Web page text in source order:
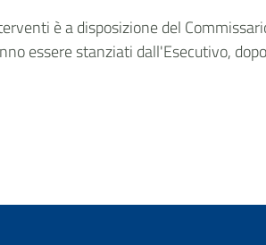
è a disposizione del
essere stanziati dall'Esecutivo,